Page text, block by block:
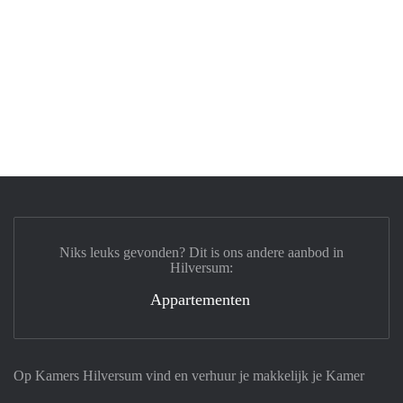
Op Kamers Hilversum vind en verhuur je makkelijk je Kamer
Niks leuks gevonden? Dit is ons andere aanbod in
Hilversum:
Appartementen